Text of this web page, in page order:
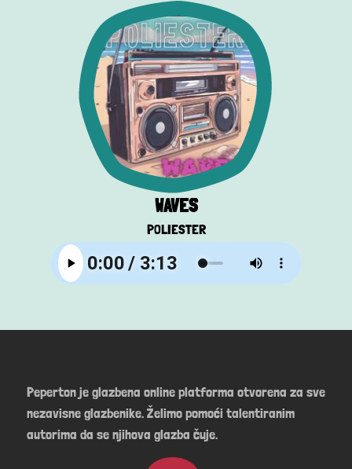
WAVES
POLIESTER
Peperton je glazbena online platforma otvorena za sve
nezavisne glazbenike. Želimo pomoći talentiranim
autorima da se njihova glazba čuje.